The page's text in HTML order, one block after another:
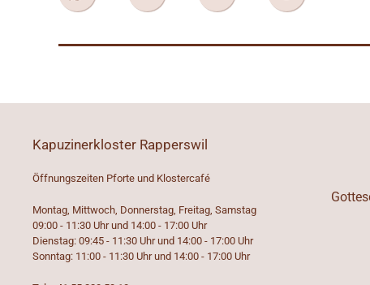
Kapuzinerkloster Rapperswil
Öffnungszeiten Pforte und Klostercafé
Montag, Mittwoch, Donnerstag, Freitag, Samstag
09:00 - 11:30 Uhr und 14:00 - 17:00 Uhr
Dienstag: 09:45 - 11:30 Uhr und 14:00 - 17:00 Uhr
Sonntag: 11:00 - 11:30 Uhr und 14:00 - 17:00 Uhr